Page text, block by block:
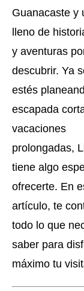
Guanacaste y
lleno de
y aventuras
descubrir. Ya
estés
escapada
vacaciones
prolongadas,
tiene algo
ofrecerte. En
artículo, te
todo lo que
saber para
máximo tu